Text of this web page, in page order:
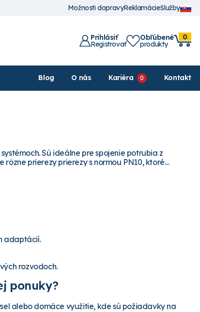
Možnosti dopravyReklamácieSlužby
Prihlásiť
Registrovať
Obľúbené
produkty
0
Blog O nás Kariéra Kontakt
Sú ideálne pre spojenie potrubia z
prierezy prierezy s normou PN10, ktoré
adaptácií.
rozvodoch.
ponuky?
alebo domáce využitie, kde sú požiadavky na